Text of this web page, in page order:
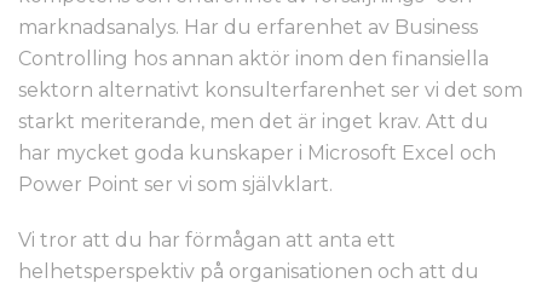
marknadsanalys. Har du erfarenhet av Business
Controlling hos annan aktör inom den finansiella
sektorn alternativt konsulterfarenhet ser vi det som
starkt meriterande, men det är inget krav. Att du
har mycket goda kunskaper i Microsoft Excel och
Power Point ser vi som självklart.
Vi tror att du har förmågan att anta ett
helhetsperspektiv på organisationen och att du